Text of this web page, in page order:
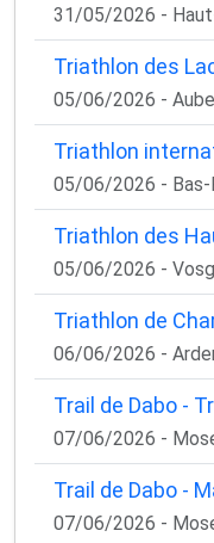
31/05/2026 -
Triathlon des
05/06/2026 - Aube
Triathlon
05/06/2026 - Bas-
Triathlon des
05/06/2026 -
Triathlon de
06/06/2026 -
Trail de Dabo -
07/06/2026 -
Trail de Dabo -
07/06/2026 -